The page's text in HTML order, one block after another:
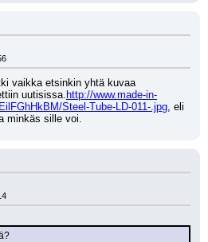
vaikka etsinkin yhtä kuvaa
uutisissa. http://www.made-in-
Steel-Tube-LD-011-.jpg, eli
minkäs sille voi.